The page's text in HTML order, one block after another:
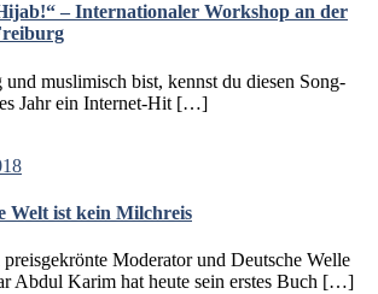
– Internationaler Workshop an der
muslimisch bist, kennst du diesen Song-
Jahr ein Internet-Hit […]
Welt ist kein Milchreis
Moderator und Deutsche Welle
Abdul Karim hat heute sein erstes Buch […]